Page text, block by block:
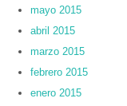
mayo 2015
abril 2015
marzo 2015
febrero 2015
enero 2015